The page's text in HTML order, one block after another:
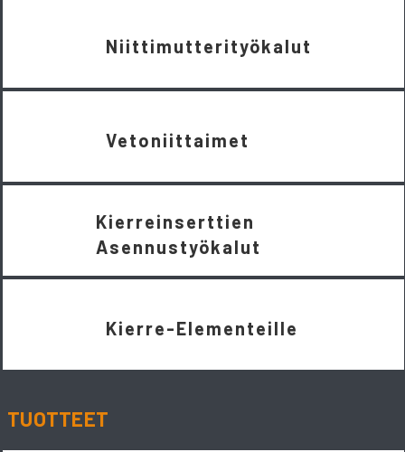
Niittimutterityökalut
Vetoniittaimet
Kierreinserttien
Asennustyökalut
Kierre-Elementeille
TUOTTEET